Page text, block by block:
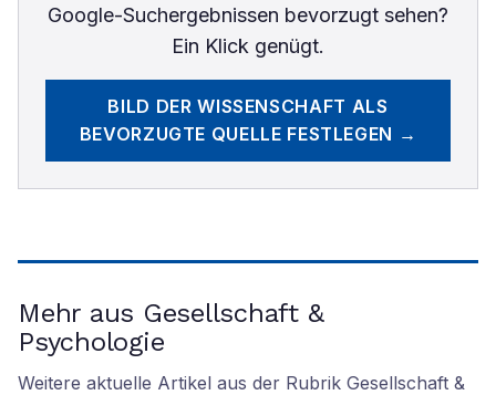
Google-Suchergebnissen bevorzugt sehen?
Ein Klick genügt.
BILD DER WISSENSCHAFT ALS
BEVORZUGTE QUELLE FESTLEGEN →
Mehr aus Gesellschaft &
Psychologie
Weitere aktuelle Artikel aus der Rubrik Gesellschaft &